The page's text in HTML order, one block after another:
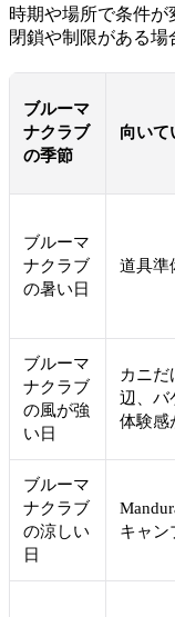
時期や場所で条件が
閉鎖や制限がある場
ブルーマ
ナクラブ
の季節
向いて
ブルーマ
ナクラブ
の暑い日
道具準
ブルーマ
ナクラブ
の風が強
い日
カニ
辺、バ
体験感
ブルーマ
ナクラブ
の涼しい
日
キャン